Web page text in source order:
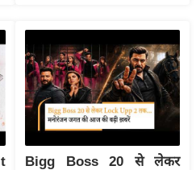
Bigg Boss 20 से लेकर